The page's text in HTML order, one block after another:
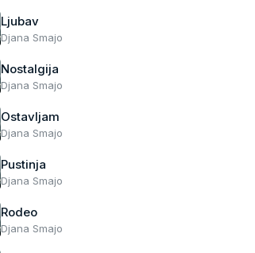
Ljubav
Djana Smajo
Nostalgija
Djana Smajo
Ostavljam
Djana Smajo
Pustinja
Djana Smajo
Rodeo
Djana Smajo